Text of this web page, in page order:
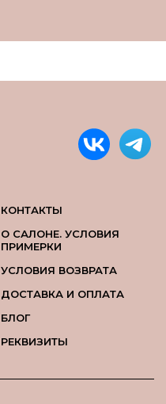
КОНТАКТЫ
О САЛОНЕ. УСЛОВИЯ
ПРИМЕРКИ
УСЛОВИЯ ВОЗВРАТА
ДОСТАВКА И ОПЛАТА
БЛОГ
РЕКВИЗИТЫ